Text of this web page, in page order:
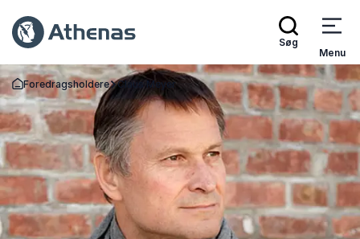
Søg
Menu
Tilbage til forsiden
Foredragsholdere Claus Meyer